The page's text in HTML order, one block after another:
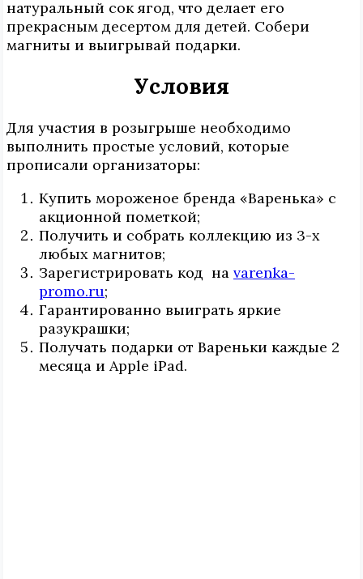
натуральный сок ягод, что делает его
прекрасным десертом для детей. Собери
магниты и выигрывай подарки.
Условия
Для участия в розыгрыше необходимо
выполнить простые условий, которые
прописали организаторы:
Купить мороженое бренда «Варенька» с
акционной пометкой;
Получить и собрать коллекцию из 3-х
любых магнитов;
Зарегистрировать код на varenka-
promo.ru;
Гарантированно выиграть яркие
разукрашки;
Получать подарки от Вареньки каждые 2
месяца и Apple iPad.